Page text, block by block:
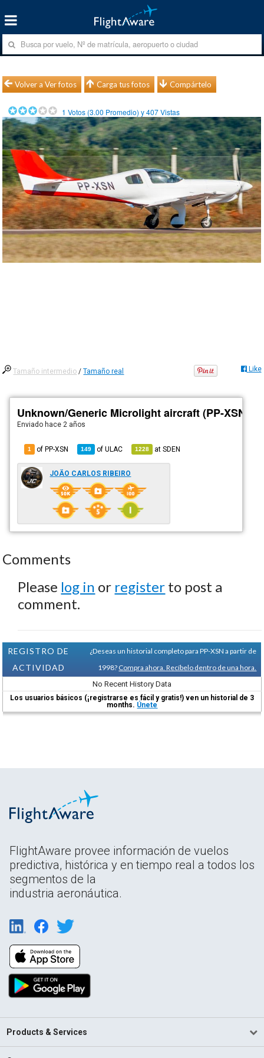
Volver a Ver fotos Carga tus fotos Compártelo
1 Votos (3.00 Promedio) y407Vistas
Tamaño intermedio /Tamaño real Like
Unknown/Generic Microlight aircraft (PP-XSN)
Enviado hace 2 años
1 of PP-XSN 149 ofULAC 1228 atSDEN
JOÃO CARLOS RIBEIRO
Comments
Please log in or register to post a
comment.
REGISTRO DE
ACTIVIDAD
¿Deseas un historial completo para PP-XSN a partir de
1998? Compra ahora. Recíbelo dentro de una hora.
No Recent History Data
Los usuarios básicos (¡registrarse es fácil y gratis!) ven un historial de 3
months. Únete
FlightAware provee información de vuelos
predictiva, histórica y en tiempo real a todos los
segmentos de la
industria aeronáutica.
Products & Services